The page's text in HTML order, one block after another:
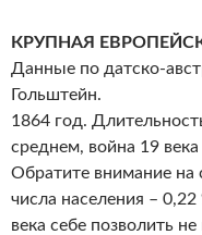
КРУПНАЯ
Данные по датско-
Гольштейн.
1864 год.
среднем, война 19
Обратите внимание на
числа населения –
века себе позволить